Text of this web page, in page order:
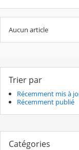
Aucun article
Trier par
Récemment mis à
Récemment publié
Catégories